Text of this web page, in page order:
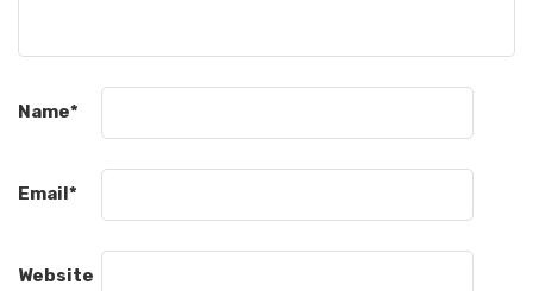
Name*
Email*
Website